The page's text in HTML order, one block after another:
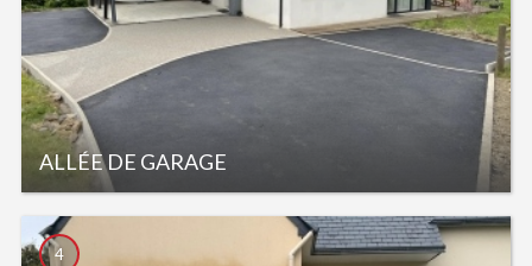
ALLÉE DE GARAGE
4